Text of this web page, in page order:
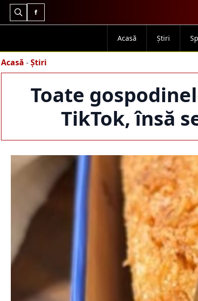
Search
Acasă Știri
Acasă -Știri
Toate
TikTok, însă